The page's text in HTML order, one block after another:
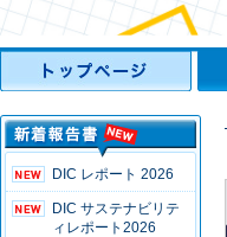
DIC レポート 2026
DIC サステナビリテ
ィレポート2026